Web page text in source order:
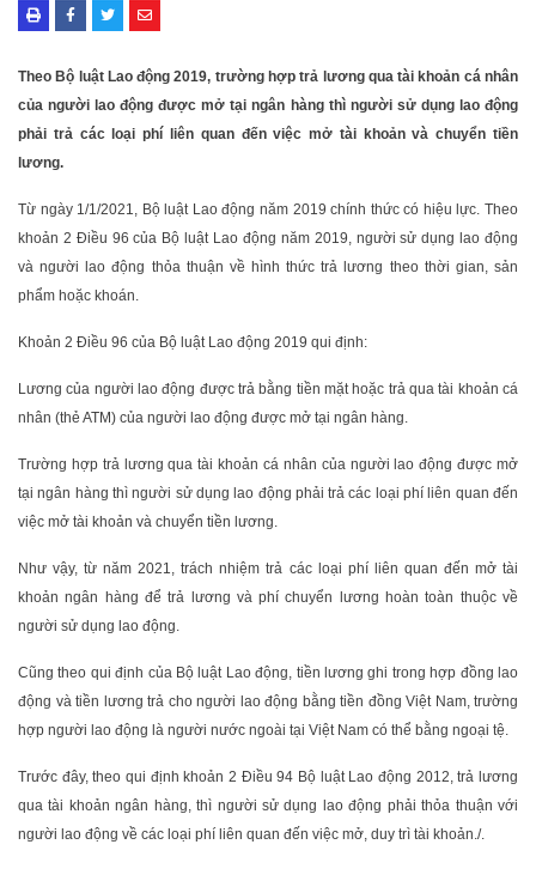
Theo Bộ luật Lao động 2019, trường hợp trả lương qua tài khoản cá nhân
của người lao động được mở tại ngân hàng thì người sử dụng lao động
phải trả các loại phí liên quan đến việc mở tài khoản và chuyển tiền
lương.
Từ ngày 1/1/2021, Bộ luật Lao động năm 2019 chính thức có hiệu lực. Theo
khoản 2 Điều 96 của Bộ luật Lao động năm 2019, người sử dụng lao động
và người lao động thỏa thuận về hình thức trả lương theo thời gian, sản
phẩm hoặc khoán.
Khoản 2 Điều 96 của Bộ luật Lao động 2019 qui định:
Lương của người lao động được trả bằng tiền mặt hoặc trả qua tài khoản cá
nhân (thẻ ATM) của người lao động được mở tại ngân hàng.
Trường hợp trả lương qua tài khoản cá nhân của người lao động được mở
tại ngân hàng thì người sử dụng lao động phải trả các loại phí liên quan đến
việc mở tài khoản và chuyển tiền lương.
Như vậy, từ năm 2021, trách nhiệm trả các loại phí liên quan đến mở tài
khoản ngân hàng để trả lương và phí chuyển lương hoàn toàn thuộc về
người sử dụng lao động.
Cũng theo qui định của Bộ luật Lao động, tiền lương ghi trong hợp đồng lao
động và tiền lương trả cho người lao động bằng tiền đồng Việt Nam, trường
hợp người lao động là người nước ngoài tại Việt Nam có thể bằng ngoại tệ.
Trước đây, theo qui định khoản 2 Điều 94 Bộ luật Lao động 2012, trả lương
qua tài khoản ngân hàng, thì người sử dụng lao động phải thỏa thuận với
người lao động về các loại phí liên quan đến việc mở, duy trì tài khoản./.